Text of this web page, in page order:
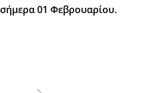
01 Φεβρουαρίου.